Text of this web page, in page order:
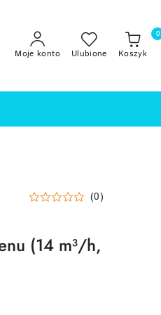
Moje konto Ulubione Koszyk
0
(0)
(14 m³/h,